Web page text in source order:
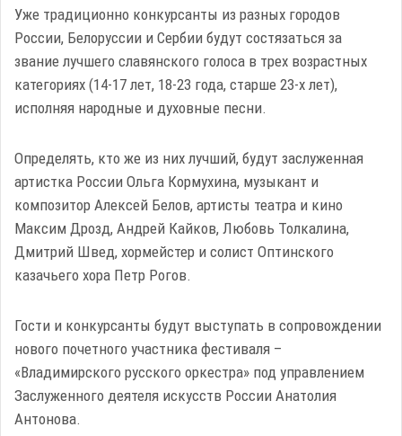
Уже традиционно конкурсанты из разных городов
России, Белоруссии и Сербии будут состязаться за
звание лучшего славянского голоса в трех возрастных
категориях (14-17 лет, 18-23 года, старше 23-х лет),
исполняя народные и духовные песни.
Определять, кто же из них лучший, будут заслуженная
артистка России Ольга Кормухина, музыкант и
композитор Алексей Белов, артисты театра и кино
Максим Дрозд, Андрей Кайков, Любовь Толкалина,
Дмитрий Швед, хормейстер и солист Оптинского
казачьего хора Петр Рогов.
Гости и конкурсанты будут выступать в сопровождении
нового почетного участника фестиваля –
«Владимирского русского оркестра» под управлением
Заслуженного деятеля искусств России Анатолия
Антонова.